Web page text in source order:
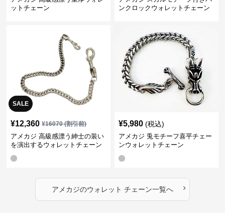
ットチェーン
ンクロックウォレットチェーン
SALE
¥12,360 ¥16070(割引前)
アメカジ 高級感漂う紳士の装い
を演出するウォレットチェーン
¥5,980 (税込)
アメカジ 兎モチーフ喜平チェー
ンウォレットチェーン
アメカジのウォレット チェーン一覧へ ›